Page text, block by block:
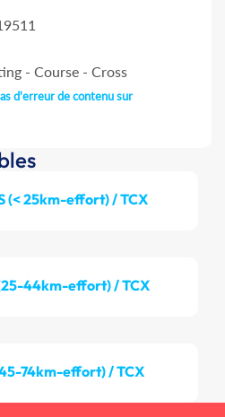
- Course - Cross
d'erreur de contenu sur
(< 25km-effort) / TCX
44km-effort) / TCX
74km-effort) / TCX